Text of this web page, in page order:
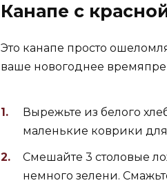
Канапе с
Это канапе просто
ваше новогоднее
Вырежьте из белого
маленькие коврики
Смешайте 3 столовые
немного зелени.